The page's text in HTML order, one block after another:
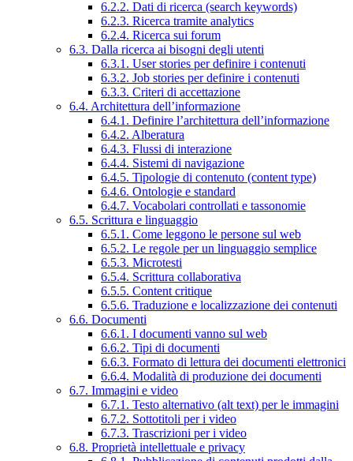
6.2.2. Dati di ricerca (search keywords)
6.2.3. Ricerca tramite analytics
6.2.4. Ricerca sui forum
6.3. Dalla ricerca ai bisogni degli utenti
6.3.1. User stories per definire i contenuti
6.3.2. Job stories per definire i contenuti
6.3.3. Criteri di accettazione
6.4. Architettura dell’informazione
6.4.1. Definire l’architettura dell’informazione
6.4.2. Alberatura
6.4.3. Flussi di interazione
6.4.4. Sistemi di navigazione
6.4.5. Tipologie di contenuto (content type)
6.4.6. Ontologie e standard
6.4.7. Vocabolari controllati e tassonomie
6.5. Scrittura e linguaggio
6.5.1. Come leggono le persone sul web
6.5.2. Le regole per un linguaggio semplice
6.5.3. Microtesti
6.5.4. Scrittura collaborativa
6.5.5. Content critique
6.5.6. Traduzione e localizzazione dei contenuti
6.6. Documenti
6.6.1. I documenti vanno sul web
6.6.2. Tipi di documenti
6.6.3. Formato di lettura dei documenti elettronici
6.6.4. Modalità di produzione dei documenti
6.7. Immagini e video
6.7.1. Testo alternativo (alt text) per le immagini
6.7.2. Sottotitoli per i video
6.7.3. Trascrizioni per i video
6.8. Proprietà intellettuale e privacy